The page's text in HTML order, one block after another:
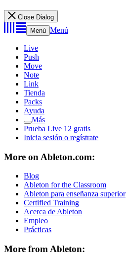
Close Dialog
Menú Menú
Live
Push
Move
Note
Link
Tienda
Packs
Ayuda
Más
Prueba Live 12 gratis
Inicia sesión o regístrate
More on Ableton.com:
Blog
Ableton for the Classroom
Ableton para enseñanza superior
Certified Training
Acerca de Ableton
Empleo
Prácticas
More from Ableton: